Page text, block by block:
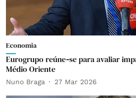
Economia
Eurogrupo reúne‑se para avaliar
Médio Oriente
Nuno Braga 27 Mar 2026